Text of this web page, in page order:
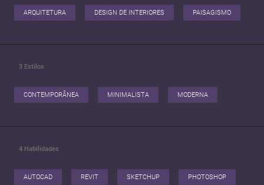
ARQUITETURA DESIGN DE INTERIORES PAISAGISMO
3 Estilos
CONTEMPORÂNEA MINIMALISTA MODERNA
4 Habilidades
AUTOCAD REVIT SKETCHUP PHOTOSHOP